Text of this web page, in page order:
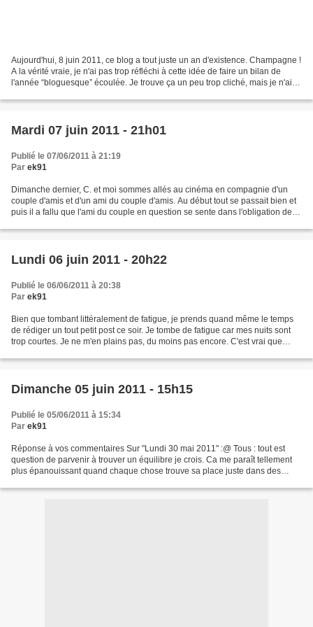
Aujourd'hui, 8 juin 2011, ce blog a tout juste un an d'existence. Champagne !
A la vérité vraie, je n'ai pas trop réfléchi à cette idée de faire un bilan de
l'année “bloguesque” écoulée. Je trouve ça un peu trop cliché, mais je n'ai
Mardi 07 juin 2011 - 21h01
Publié le 07/06/2011 à 21:19
Par ek91
Dimanche dernier, C. et moi sommes allés au cinéma en compagnie d'un
couple d'amis et d'un ami du couple d'amis. Au début tout se passait bien et
puis il a fallu que l'ami du couple en question se sente dans l'obligation de
Lundi 06 juin 2011 - 20h22
Publié le 06/06/2011 à 20:38
Par ek91
Bien que tombant littéralement de fatigue, je prends quand même le temps
de rédiger un tout petit post ce soir. Je tombe de fatigue car mes nuits sont
trop courtes. Je ne m'en plains pas, du moins pas encore. C'est vrai que
Dimanche 05 juin 2011 - 15h15
Publié le 05/06/2011 à 15:34
Par ek91
Réponse à vos commentaires Sur "Lundi 30 mai 2011" :@ Tous : tout est
question de parvenir à trouver un équilibre je crois. Ca me paraît tellement
plus épanouissant quand chaque chose trouve sa place juste dans des